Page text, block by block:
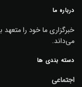
درباره ما
خبرگزاری ما خود را متعهد
می‌داند.
دسته بندی ها
اجتماعی